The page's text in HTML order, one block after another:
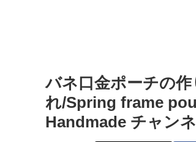
バネ口金ポーチの
れ/Spring frame
Handmade チャン